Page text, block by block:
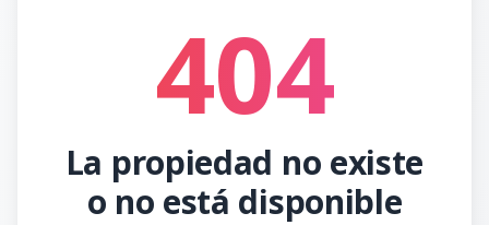
404
La propiedad no existe
o no está disponible